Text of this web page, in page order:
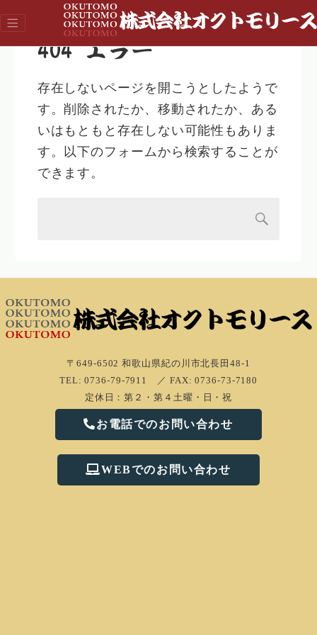
404 エラー
存在しないページを開こうとしたようで
す。削除されたか、移動されたか、ある
いはもともと存在しない可能性もありま
す。以下のフォームから検索することが
できます。
〒649-6502 和歌山県紀の川市北⾧田48-1
TEL: 0736-79-7911 ／ FAX: 0736-73-7180
定休日：第２・第４土曜・日・祝
お電話でのお問い合わせ
WEBでのお問い合わせ